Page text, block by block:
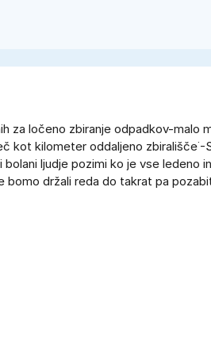
za ločeno zbiranje odpadkov-malo
kilometer oddaljeno zbirališče˙-
ljudje pozimi ko je vse ledeno
držali reda do takrat pa